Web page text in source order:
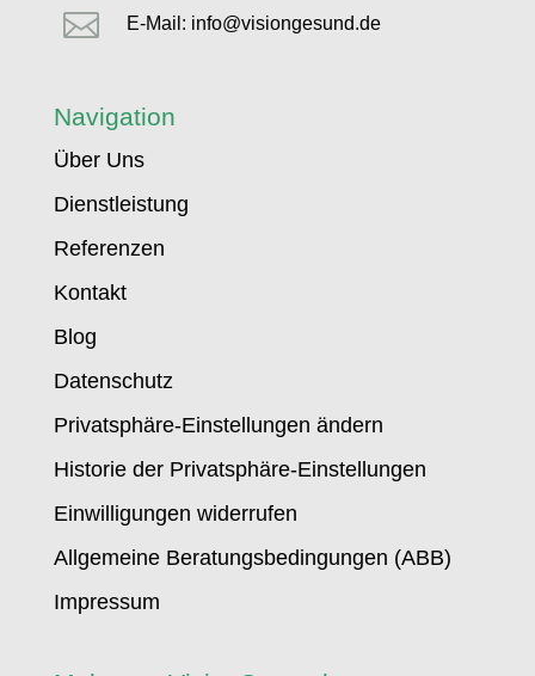
 E-Mail: info@visiongesund.de
Navigation
Über Uns
Dienstleistung
Referenzen
Kontakt
Blog
Datenschutz
Privatsphäre-Einstellungen ändern
Historie der Privatsphäre-Einstellungen
Einwilligungen widerrufen
Allgemeine Beratungsbedingungen (ABB)
Impressum